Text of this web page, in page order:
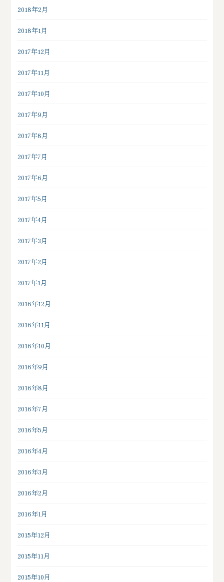
2018年2月
2018年1月
2017年12月
2017年11月
2017年10月
2017年9月
2017年8月
2017年7月
2017年6月
2017年5月
2017年4月
2017年3月
2017年2月
2017年1月
2016年12月
2016年11月
2016年10月
2016年9月
2016年8月
2016年7月
2016年5月
2016年4月
2016年3月
2016年2月
2016年1月
2015年12月
2015年11月
2015年10月